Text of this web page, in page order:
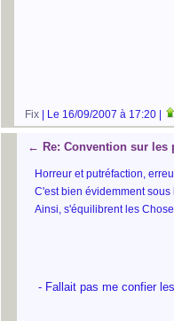
Fix | Le 16/09/2007 à 17:20 |
← Re: Convention sur les
Horreur et putréfaction,
C'est bien évidemment
Ainsi, s'équilibrent les
- Fallait pas me confier